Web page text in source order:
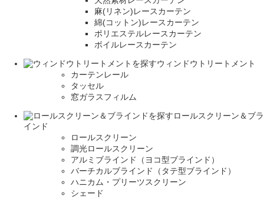
麻(リネン)レースカーテン
綿(コットン)レースカーテン
ポリエステルレースカーテン
ボイルレースカーテン
ウィンドウトリートメント
カーテンレール
タッセル
窓ガラスフィルム
ロールスクリーン＆ブラ
インド
ロールスクリーン
調光ロールスクリーン
アルミブラインド（ヨコ型ブラインド）
バーチカルブラインド（タテ型ブラインド）
ハニカム・プリーツスクリーン
シェード